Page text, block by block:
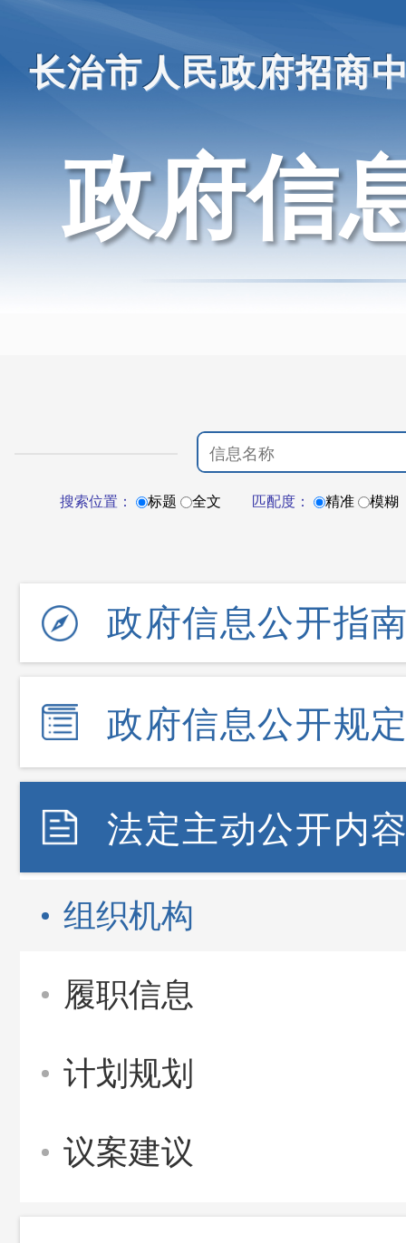
长治市人民政府招商
政府信
搜索位置： 标题 全文 匹配度： 精准 模糊
政府信息公开指
政府信息公开规
法定主动公开内
组织机构
履职信息
计划规划
议案建议